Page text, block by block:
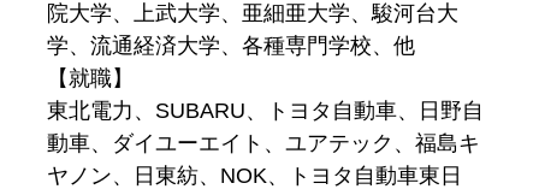
院大学、上武大学、亜細亜大学、駿河台大
学、流通経済大学、各種専門学校、他
【就職】
東北電力、SUBARU、トヨタ自動車、日野自
動車、ダイユーエイト、ユアテック、福島キ
ヤノン、日東紡、NOK、トヨタ自動車東日